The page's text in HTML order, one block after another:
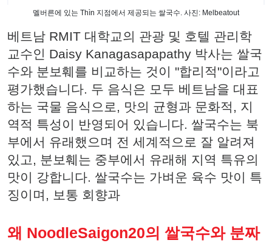
멜버른에 있는 Thìn 지점에서 제공되는 쌀국수. 사진: Melbeatout
베트남 RMIT 대학교의 관광 및 호텔 관리학
교수인 Daisy Kanagasapapathy 박사는 쌀국
수와 분보훼를 비교하는 것이 "합리적"이라고
평가했습니다. 두 음식은 모두 베트남을 대표
하는 국물 음식으로, 맛의 균형과 문화적, 지
역적 특성이 반영되어 있습니다. 쌀국수는 북
부에서 유래했으며 전 세계적으로 잘 알려져
있고, 분보훼는 중부에서 유래해 지역 특유의
맛이 강합니다. 쌀국수는 가벼운 육수 맛이 특
징이며, 보통 회향과
왜 NoodleSaigon20의 쌀국수와 분짜